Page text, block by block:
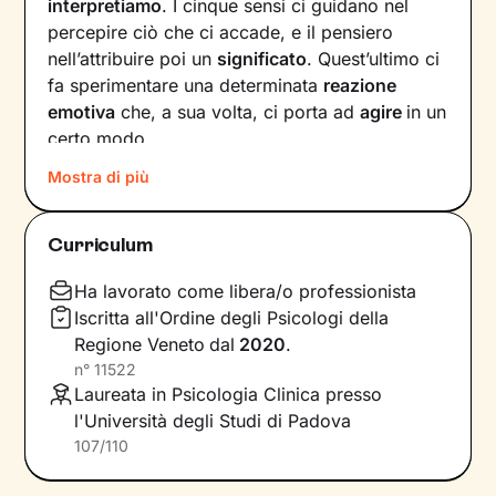
interpretiamo. I cinque sensi ci guidano nel
percepire ciò che ci accade, e il pensiero
nell’attribuire poi un significato. Quest’ultimo ci
fa sperimentare una determinata reazione
emotiva che, a sua volta, ci porta adagire in un
certo modo.
Col passare del tempo possono crearsi circoli
virtuosi ma anche viziosi, che ci allontanano dal
benessere e dalla persona che vorremmo
andando aintervenire su pensieri e
comportamentiin modo da innescare un
cambiamento positivo.
Nei nostri incontri andremo prima di tutto a
indagare quali siano gli elementi che
influenzano l’interpretazione degli eventi della
Mostra di più
Curriculum
Ha lavorato come libera/o professionista
Iscritta all'Ordine degli Psicologi della
Regione Veneto dal 2020.
n° 11522
Laureata in Psicologia Clinica presso
l'Università degli Studi di Padova
107/110